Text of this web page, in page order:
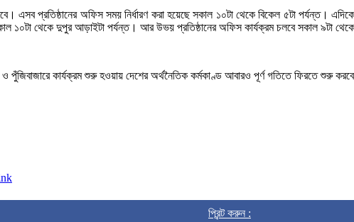
এসব প্রতিষ্ঠানের অফিস সময় নির্ধারণ করা হয়েছে সকাল ১০টা থেকে বিকেল ৫টা পর্যন্ত।
১০টা থেকে দুপুর আড়াইটা পর্যন্ত। আর উভয় প্রতিষ্ঠানের অফিস কার্যক্রম চলবে সকাল ৯টা থেকে
পুঁজিবাজারে কার্যক্রম শুরু হওয়ায় দেশের অর্থনৈতিক কর্মকাণ্ড আবারও পূর্ণ গতিতে ফিরতে শুরু
প্রিন্ট করুন :